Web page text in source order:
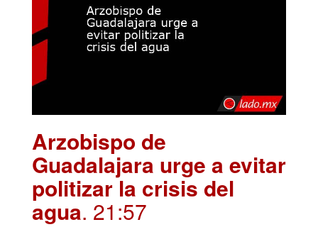
Arzobispo de
Guadalajara urge a evitar
politizar la crisis del
agua. 21:57